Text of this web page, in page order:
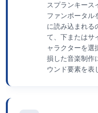
スプランキース
ファンポータル
に読み込まれる
て、下またはサ
ャラクターを選
損した音楽制作
ウンド要素を表